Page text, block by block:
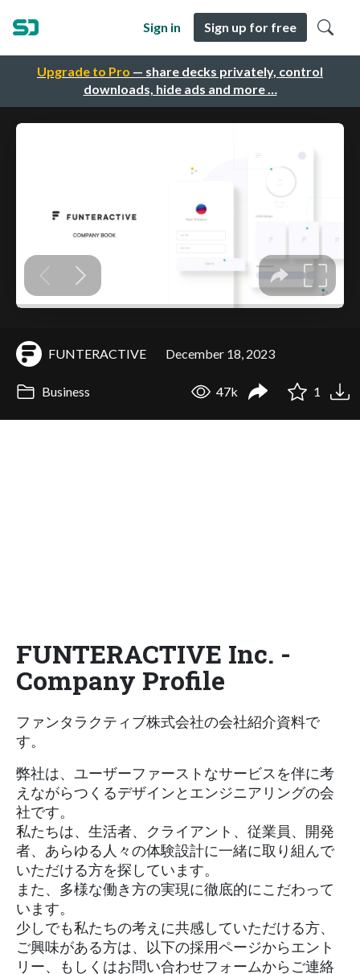
Upgrade to Pro — share decks privately, control
downloads, hide ads and more …
Sign in Sign up for free
FUNTERACTIVE December 18, 2023
Business 47k 1
FUNTERACTIVE Inc. -
Company Profile
ファンタラクティブ株式会社の会社紹介資料で
す。
弊社は、ユーザーファーストなサービスを伴に考
えながらつくるデザインとエンジニアリングの会
社です。
私たちは、生活者、クライアント、従業員、開発
者、あらゆる人々の体験設計に一緒に取り組んで
いただける方を探しています。
また、多様な働き方の実現に徹底的にこだわって
います。
少しでも私たちの考えに共感していただける方、
ご興味がある方は、以下の採用ページからエント
リー、もしくはお問い合わせフォームからご連絡